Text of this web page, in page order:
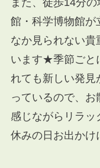
また、徒歩14分
館・科学博物館が
なか見られない貴
います★季節ごと
れても新しい発見
っているので、
感じながらリラッ
休みの日お出か